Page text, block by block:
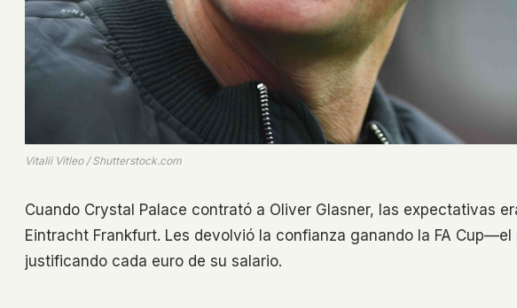
Vitalii Vitleo / Shutterstock.com
Cuando Crystal Palace contrató a Oliver Glasner, las expectativas
Eintracht Frankfurt. Les devolvió la confianza ganando la FA
justificando cada euro de su salario.